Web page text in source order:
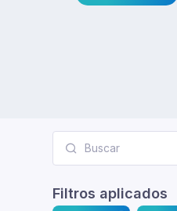
Filtros aplicados